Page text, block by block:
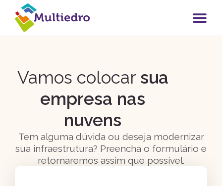
Vamos colocar sua
empresa nas
nuvens
Tem alguma dúvida ou deseja modernizar
sua infraestrutura? Preencha o formulário e
retornaremos assim que possível.